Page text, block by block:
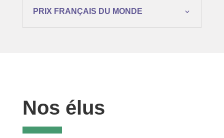
PRIX FRANÇAIS DU MONDE
Nos élus